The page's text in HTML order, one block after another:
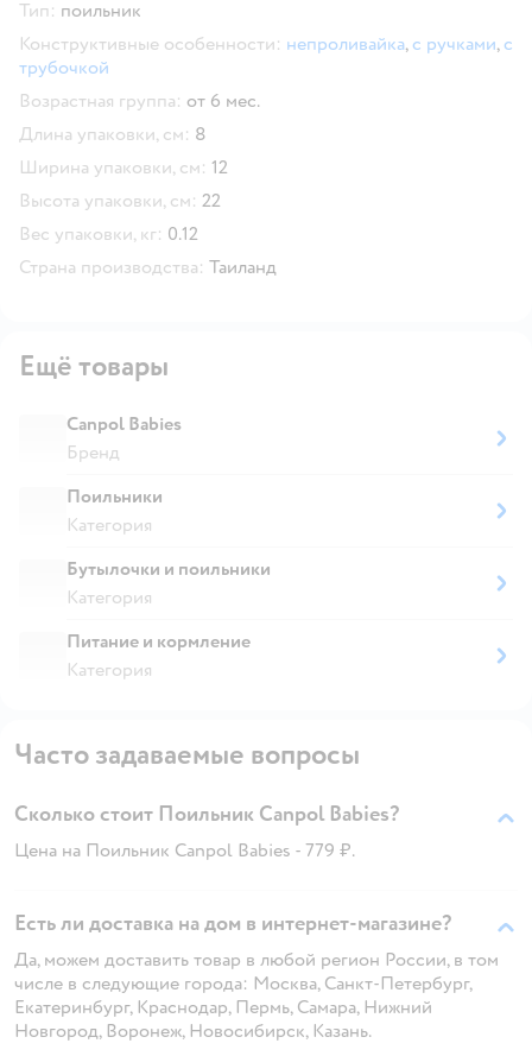
Тип: поильник
Конструктивные особенности: непроливайка, с ручками, с
трубочкой
Возрастная группа: от 6 мес.
Длина упаковки, см: 8
Ширина упаковки, см: 12
Высота упаковки, см: 22
Вес упаковки, кг: 0.12
Страна производства: Таиланд
Ещё товары
Canpol Babies
Бренд
Поильники
Категория
Бутылочки и поильники
Категория
Питание и кормление
Категория
Часто задаваемые вопросы
Сколько стоит Поильник Canpol Babies?
Цена на Поильник Canpol Babies - 779 ₽.
Есть ли доставка на дом в интернет-магазине?
Да, можем доставить товар в любой регион России, в том
числе в следующие города: Москва, Санкт-Петербург,
Екатеринбург, Краснодар, Пермь, Самара, Нижний
Новгород, Воронеж, Новосибирск, Казань.